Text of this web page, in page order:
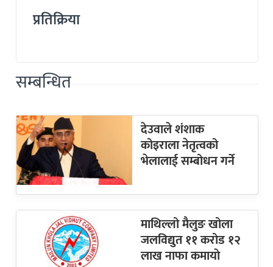
प्रतिक्रिया
सम्बन्धित
देउवाले शंशाक
कोइराला नेतृत्वको
भेलालाई सम्बोधन गर्ने
माथिल्लो मैलुङ खोला
जलविद्युत ११ करोड १२
लाख नाफा कमायाे